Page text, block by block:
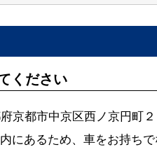
ください
京都市中京区西ノ京円町
にあるため、車をお持ち